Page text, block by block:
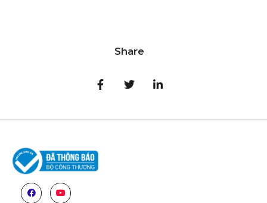
Share